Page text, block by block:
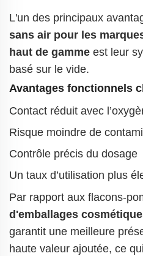
L'un des principaux
sans air pour les
haut de gamme est leur
basé sur le vide.
Avantages fonctionnels
Contact réduit avec
Risque moindre de
Contrôle précis du dosage
Un taux d’utilisation plus
Par rapport aux flacons-
d'emballages
garantit une meilleure
haute valeur ajoutée, ce